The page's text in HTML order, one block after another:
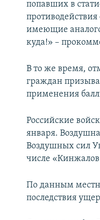
попавших в
имеющие
куда!» –
В то же время,
граждан
применения
Российские
января.
Воздушных сил
числе
По данным
последствия